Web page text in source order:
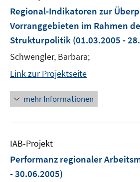
Regional-Indikatoren zur
Vorranggebieten im Rahmen
Strukturpolitik (01.03.2005 -
Schwengler, Barbara;
Link zur Projektseite
mehr Informationen
IAB-Projekt
Performanz regionaler
- 30.06.2005)